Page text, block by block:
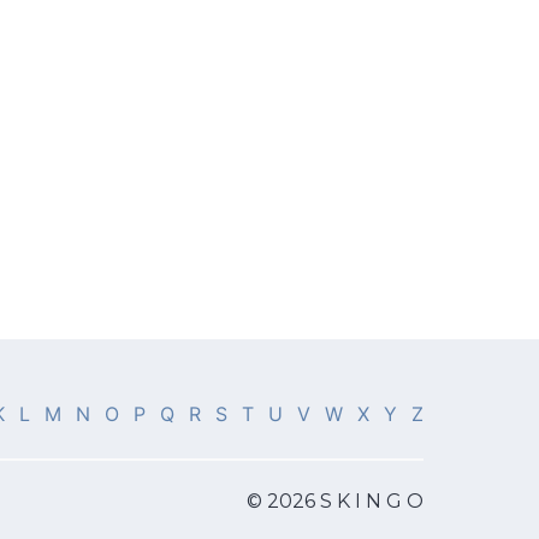
L M N O P Q R S T U V W X Y Z
© 2026 S K I N G O